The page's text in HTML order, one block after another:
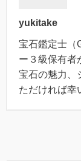
yukitake
宝石鑑定士（
ー３級保有者
宝石の魅力、
ただければ幸